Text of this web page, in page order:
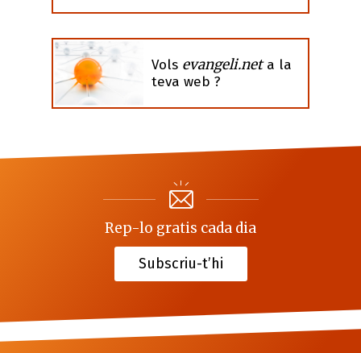
Vols evangeli.neta la
teva web ?
Rep-lo gratis cada dia
Subscriu-t’hi